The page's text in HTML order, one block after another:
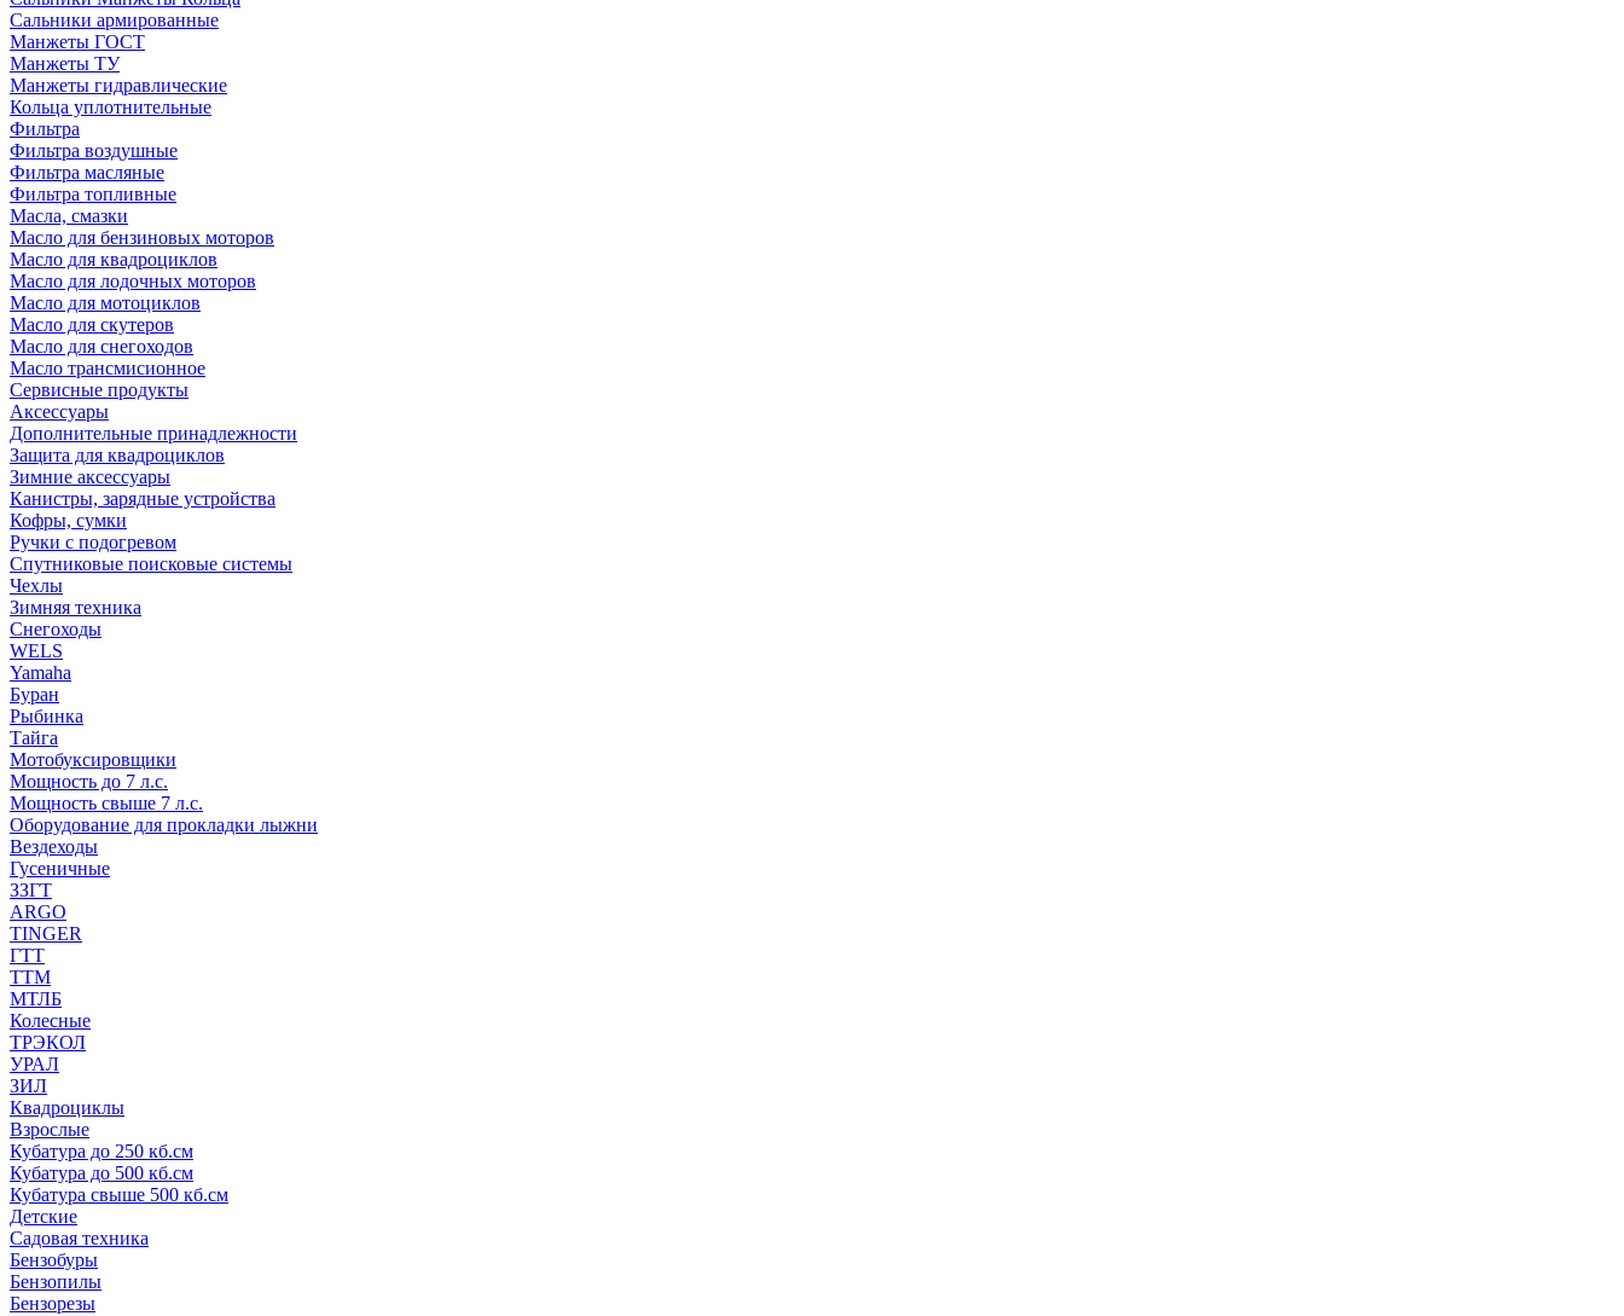
Сальники армированные
Манжеты ГОСТ
Манжеты ТУ
Манжеты гидравлические
Кольца уплотнительные
Фильтра
Фильтра воздушные
Фильтра масляные
Фильтра топливные
Масла, смазки
Масло для бензиновых моторов
Масло для квадроциклов
Масло для лодочных моторов
Масло для мотоциклов
Масло для скутеров
Масло для снегоходов
Масло трансмисионное
Сервисные продукты
Аксессуары
Дополнительные принадлежности
Защита для квадроциклов
Зимние аксессуары
Канистры, зарядные устройства
Кофры, сумки
Ручки с подогревом
Спутниковые поисковые системы
Чехлы
Зимняя техника
Снегоходы
WELS
Yamaha
Буран
Рыбинка
Тайга
Мотобуксировщики
Мощность до 7 л.с.
Мощность свыше 7 л.с.
Оборудование для прокладки лыжни
Вездеходы
Гусеничные
ЗЗГТ
ARGO
TINGER
ГТТ
ТТМ
МТЛБ
Колесные
ТРЭКОЛ
УРАЛ
ЗИЛ
Квадроциклы
Взрослые
Кубатура до 250 кб.см
Кубатура до 500 кб.см
Кубатура свыше 500 кб.см
Детские
Садовая техника
Бензобуры
Бензопилы
Бензорезы